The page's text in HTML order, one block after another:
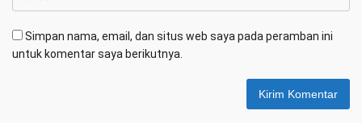
Simpan nama, email, dan situs web saya pada peramban ini
untuk komentar saya berikutnya.